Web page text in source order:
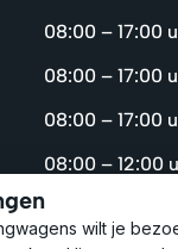
08:00 – 17:00
08:00 – 17:00
08:00 – 17:00
08:00 – 12:00
Gesloten
wilt je